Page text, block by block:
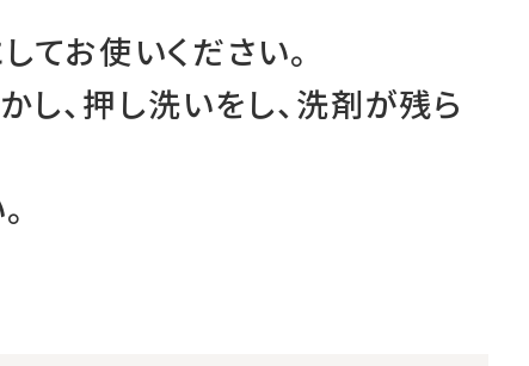
てお使いください。
、押し洗いをし、洗剤が残ら